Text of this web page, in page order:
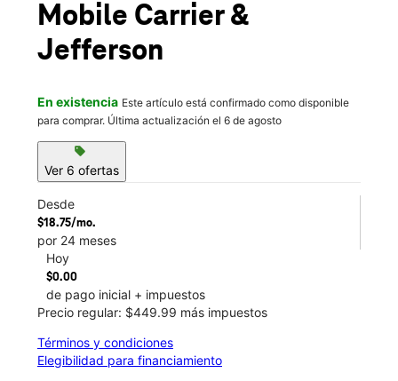
Mobile Carrier &
Jefferson
En existencia Este artículo está confirmado como disponible
para comprar. Última actualización el 6 de agosto
sell
Ver 6 ofertas
Desde
$18.75/mo.
por 24 meses
Hoy
$0.00
de pago inicial + impuestos
Precio regular: $449.99 más impuestos
Términos y condiciones
Elegibilidad para financiamiento